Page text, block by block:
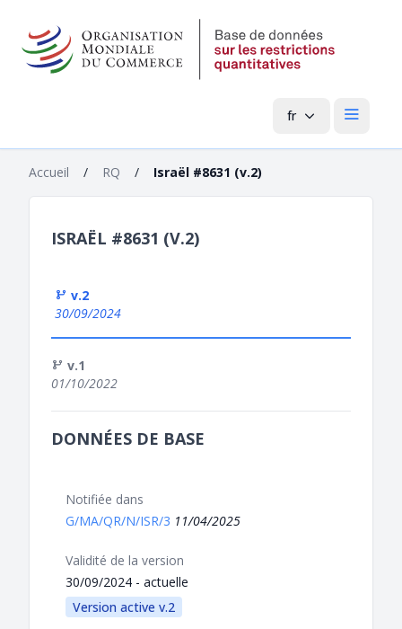
fr Menu
Accueil / RQ / Israël #8631 (v.2)
ISRAËL #8631 (V.2)
v.2
30/09/2024
v.1
01/10/2022
DONNÉES DE BASE
Notifiée dans
G/MA/QR/N/ISR/3 11/04/2025
Validité de la version
30/09/2024 - actuelle
Version active v.2